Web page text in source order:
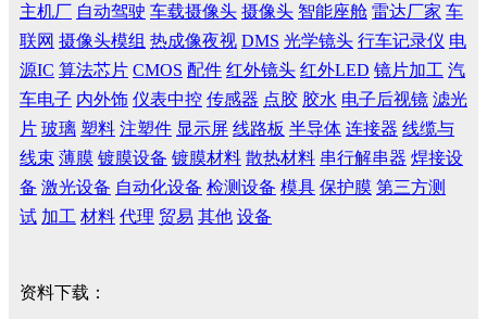
主机厂 自动驾驶 车载摄像头 摄像头 智能座舱 雷达厂家 车
联网 摄像头模组 热成像夜视 DMS 光学镜头 行车记录仪 电
源IC 算法芯片 CMOS 配件 红外镜头 红外LED 镜片加工 汽
车电子 内外饰 仪表中控 传感器 点胶 胶水 电子后视镜 滤光
片 玻璃 塑料 注塑件 显示屏 线路板 半导体 连接器 线缆与
线束 薄膜 镀膜设备 镀膜材料 散热材料 串行解串器 焊接设
备 激光设备 自动化设备 检测设备 模具 保护膜 第三方测
试 加工 材料 代理 贸易 其他 设备
资料下载：